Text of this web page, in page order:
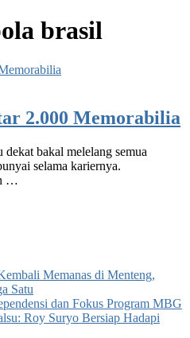
brasil
2.000 Memorabilia
bakal melelang semua
selama kariernya.
…
Memanas di Menteng,
Satu
dan Fokus Program MBG
Roy Suryo Bersiap Hadapi